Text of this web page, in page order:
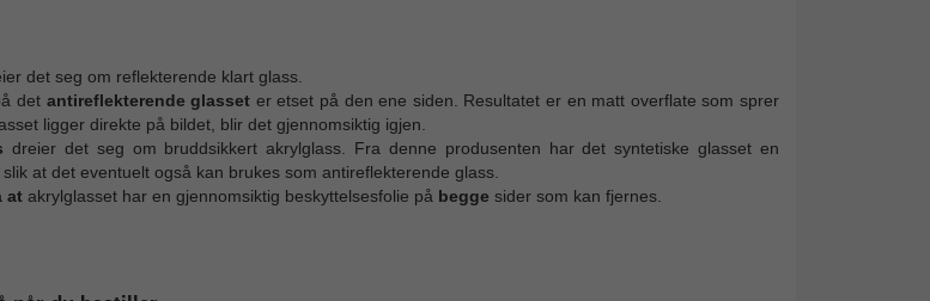
det seg om reflekterende klart glass.
det antireflekterende glasset er etset på den ene siden. Resultatet er en matt overflate som sprer
ligger direkte på bildet, blir det gjennomsiktig igjen.
dreier det seg om bruddsikkert akrylglass. Fra denne produsenten har det syntetiske glasset en
at det eventuelt også kan brukes som antireflekterende glass.
atakrylglasset har en gjennomsiktig beskyttelsesfolie på begge sider som kan fjernes.